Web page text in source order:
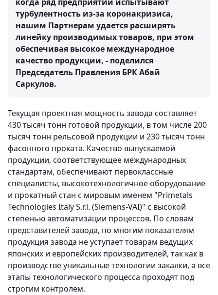
турбулентность из-за коронакризиса,
нашим Партнерам удается расширять
линейку производимых товаров, при этом
обеспечивая высокое международное
качество продукции, - поделился
Председатель Правления БРКАбай
Саркулов.
Текущая проектная мощность завода составляет
430 тысяч тонн готовой продукции, в том числе 200
тысяч тонн рельсовой продукции и 230 тысяч тонн
фасонного проката. Качество выпускаемой
продукции, соответствующее международных
стандартам, обеспечивают первоклассные
специалисты, высокотехнологичное оборудование
и прокатный стан с мировым именем "Primetals
Technologies Italy S.r.l. (Siemens-VAI)" с высокой
степенью автоматизации процессов. По словам
представителей завода, по многим показателям
продукция завода не уступает товарам ведущих
японских и европейских производителей, так как в
производстве уникальные технологии закалки, а все
этапы технологического процесса проходят под
строгим контролем.